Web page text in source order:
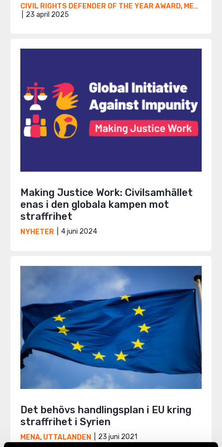
CIVIL RIGHTS DEFENDER OF THE YEAR AWARD, MENA
23 april 2025
Making Justice Work: Civilsamhället
enas i den globala kampen mot
straffrihet
NYHETER 4 juni 2024
Det behövs handlingsplan i EU kring
straffrihet i Syrien
MENA, UTTALANDEN 23 juni 2021